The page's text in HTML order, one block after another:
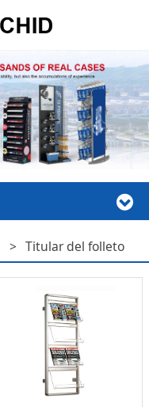
> Titular del folleto